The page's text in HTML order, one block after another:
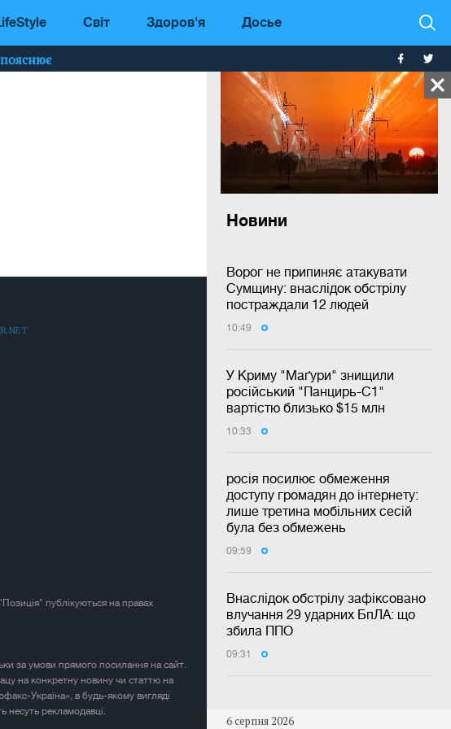
Світ Здоров'я Досье
пояснює
Новини
Ворог не припиняє атакувати
Сумщину: внаслідок обстрілу
постраждали 12 людей
10:49
У Криму "Маґури" знищили
російський "Панцирь-С1"
вартістю близько $15 млн
10:33
росія посилює обмеження
доступу громадян до інтернету:
лише третина мобільних сесій
була без обмежень
09:59
Внаслідок обстрілу зафіксовано
влучання 29 ударних БпЛА: що
збила ППО
09:31
6 серпня 2026
публікуються на правах
за умови прямого посилання на сайт.
на конкретну новину чи статтю на
Україна», в будь-якому вигляді
несуть рекламодавці.